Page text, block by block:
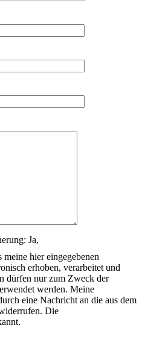
Ja,
hier eingegebenen
erhoben, verarbeitet und
dürfen nur zum Zweck der
werden. Meine
eine Nachricht an die aus dem
Die